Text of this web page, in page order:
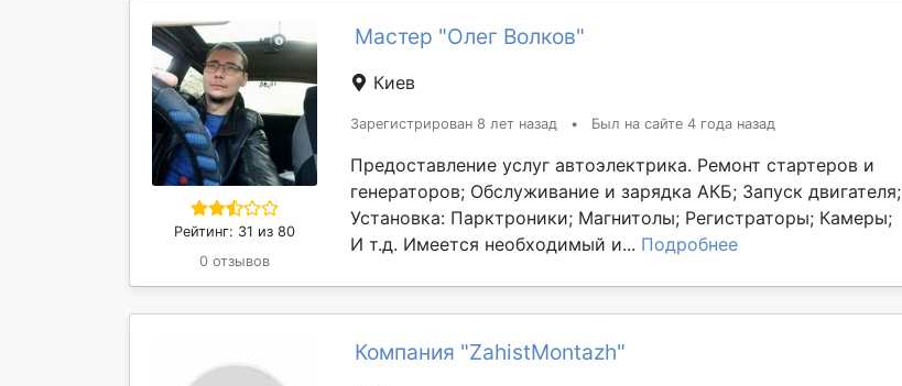
Рейтинг: 31 из 80
0 отзывов
Мастер "Олег Волков"
Киев
Зарегистрирован 8 лет назад • Был на сайте 4 года назад
Предоставление услуг автоэлектрика. Ремонт стартеров и
генераторов; Обслуживание и зарядка АКБ; Запуск двигателя;
Установка: Парктроники; Магнитолы; Регистраторы; Камеры;
И т.д. Имеется необходимый и... Подробнее
Компания "ZahistMontazh"